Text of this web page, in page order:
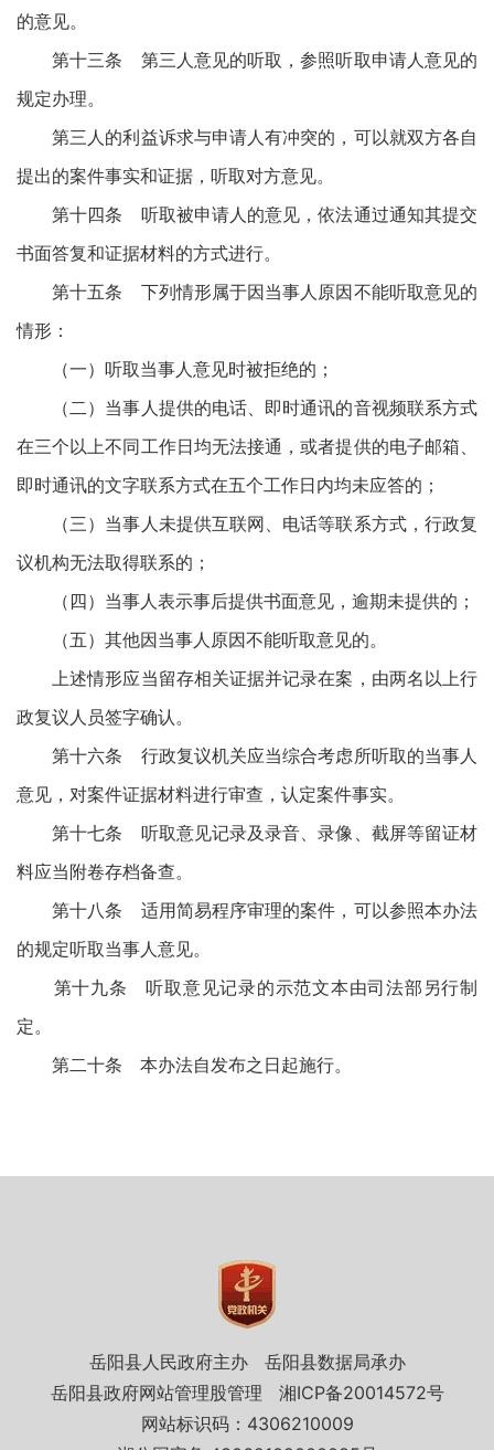
的意见。
第十三条 第三人意见的听取，参照听取申请人意见的
规定办理。
第三人的利益诉求与申请人有冲突的，可以就双方各自
提出的案件事实和证据，听取对方意见。
第十四条 听取被申请人的意见，依法通过通知其提交
书面答复和证据材料的方式进行。
第十五条 下列情形属于因当事人原因不能听取意见的
情形：
（一）听取当事人意见时被拒绝的；
（二）当事人提供的电话、即时通讯的音视频联系方式
在三个以上不同工作日均无法接通，或者提供的电子邮箱、
即时通讯的文字联系方式在五个工作日内均未应答的；
（三）当事人未提供互联网、电话等联系方式，行政复
议机构无法取得联系的；
（四）当事人表示事后提供书面意见，逾期未提供的；
（五）其他因当事人原因不能听取意见的。
上述情形应当留存相关证据并记录在案，由两名以上行
政复议人员签字确认。
第十六条 行政复议机关应当综合考虑所听取的当事人
意见，对案件证据材料进行审查，认定案件事实。
第十七条 听取意见记录及录音、录像、截屏等留证材
料应当附卷存档备查。
第十八条 适用简易程序审理的案件，可以参照本办法
的规定听取当事人意见。
第十九条 听取意见记录的示范文本由司法部另行制
定。
第二十条 本办法自发布之日起施行。
岳阳县人民政府主办
岳阳县数据局承办
岳阳县政府网站管理股管理
湘ICP备20014572号
网站标识码：4306210009